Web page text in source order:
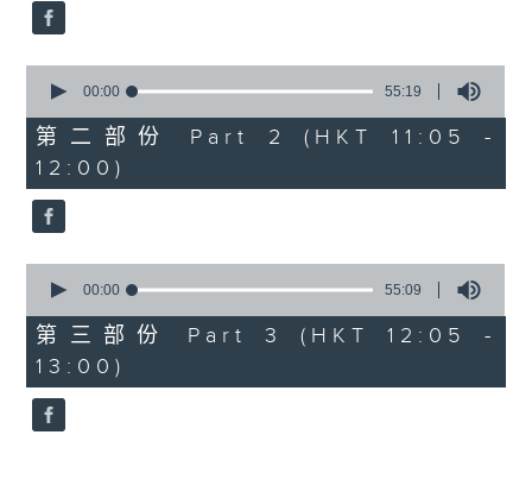
seconds
55
minutes,
19
seconds
00:00 55:19
第二部份 Part 2 (HKT 11:05 -
12:00)
seconds
55
minutes,
9
seconds
00:00 55:09
第三部份 Part 3 (HKT 12:05 -
13:00)